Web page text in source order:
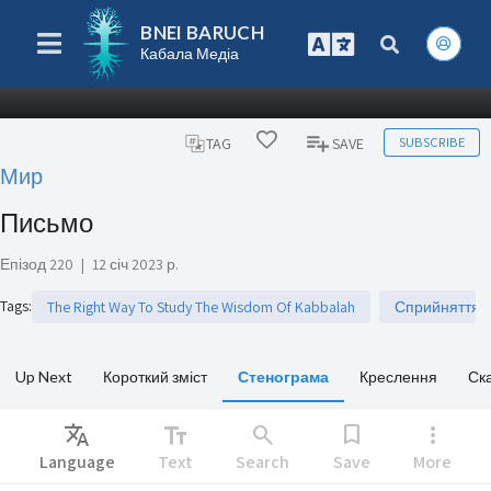
BNEI BARUCH
Кабала Медіа
TAG SAVE SUBSCRIBE
Мир
Письмо
Епізод 220 | 12 січ 2023 р.
Tags: The Right Way To Study The Wisdom Of Kabbalah Сприйняття
Up Next Короткий зміст Стенограма Креслення
Translate
Language
text_fields
Text
search
Search
bookmark
Save
more_vert
More